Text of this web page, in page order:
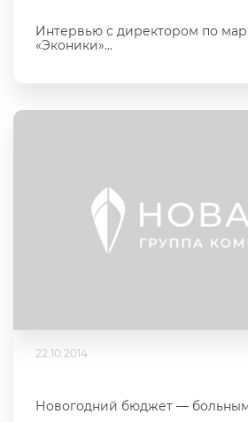
Интервью с директором по
«Эконики»...
22.10.2014
Новогодний бюджет —